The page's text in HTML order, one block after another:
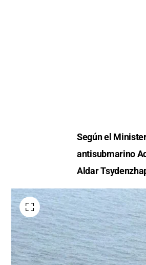
Según el
antisubmarino
Aldar